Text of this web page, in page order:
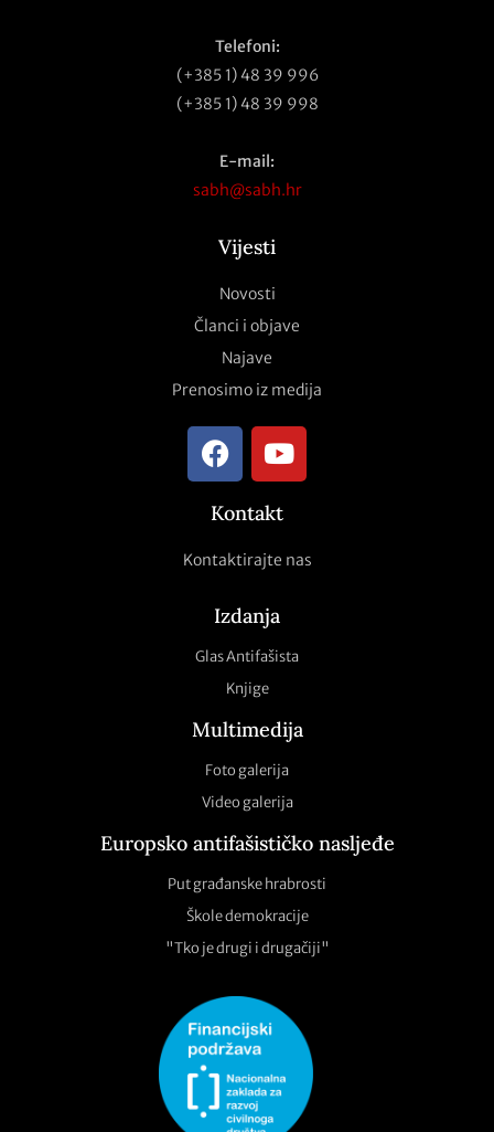
Telefoni:
(+385 1) 48 39 996
(+385 1) 48 39 998
E-mail:
sabh@sabh.hr
Vijesti
Novosti
Članci i objave
Najave
Prenosimo iz medija
Kontakt
Kontaktirajte nas
Izdanja
Glas Antifašista
Knjige
Multimedija
Foto galerija
Video galerija
Europsko antifašističko nasljeđe
Put građanske hrabrosti
Škole demokracije
"Tko je drugi i drugačiji"